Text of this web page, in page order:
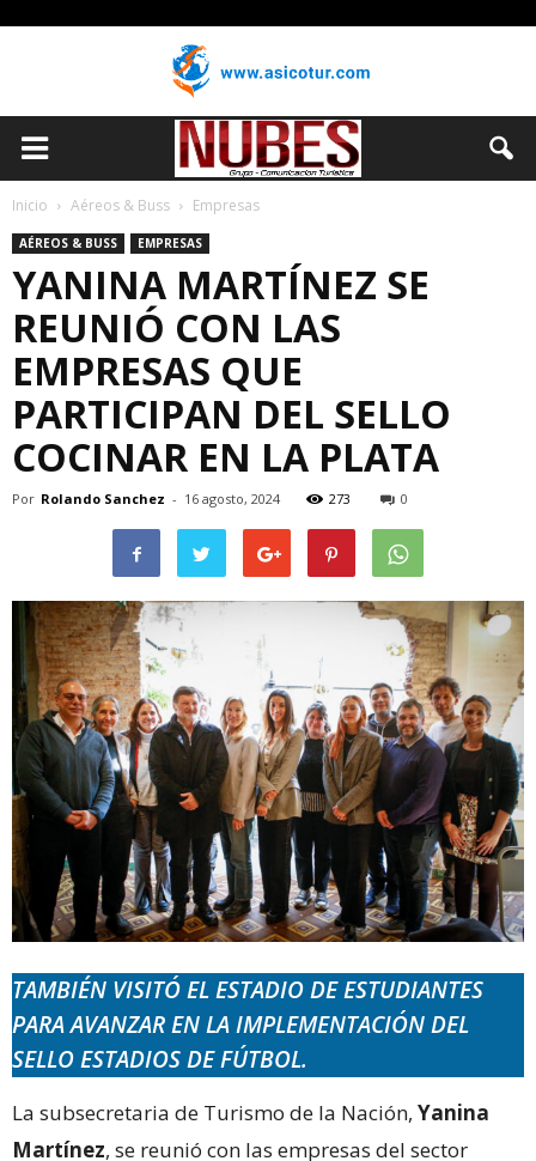
Inicio Aéreos & Buss Empresas
AÉREOS & BUSS EMPRESAS
YANINA MARTÍNEZ SE
REUNIÓ CON LAS
EMPRESAS QUE
PARTICIPAN DEL SELLO
COCINAR EN LA PLATA
Por Rolando Sanchez - 16 agosto, 2024 273 0
TAMBIÉN VISITÓ EL ESTADIO DE ESTUDIANTES
PARA AVANZAR EN LA IMPLEMENTACIÓN DEL
SELLO ESTADIOS DE FÚTBOL.
La subsecretaria de Turismo de la Nación, Yanina
Martínez, se reunió con las empresas del sector